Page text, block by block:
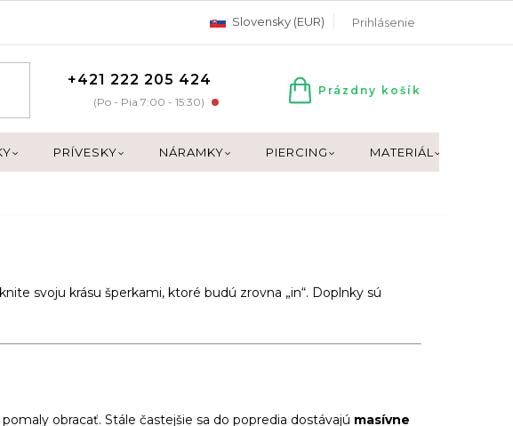
Slovensky (EUR) Prihlásenie
+421 222 205 424
(Po - Pia 7:00 - 15:30)
NÁKUPNÝ
Prázdny košík
PRÍVESKY NÁRAMKY PIERCING MATERIÁL
svoju krásu šperkami, ktoré budú zrovna „in“. Doplnky sú
obracať. Stále častejšie sa do popredia dostávajú masívne